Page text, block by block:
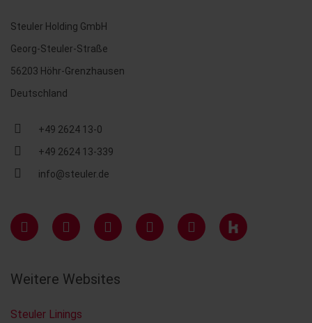
Steuler Holding GmbH
Georg-Steuler-Straße
56203 Höhr-Grenzhausen
Deutschland
+49 2624 13-0
+49 2624 13-339
info@steuler.de
Weitere Websites
Steuler Linings